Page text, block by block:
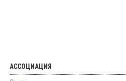
АССОЦИАЦИЯ